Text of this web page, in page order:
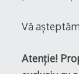
Vă
Atenție!